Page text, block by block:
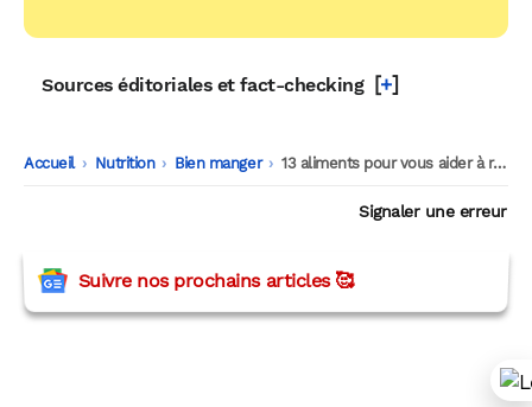
Sources éditoriales et fact-checking [+]
Accueil -
Nutrition -
Bien manger -
13 aliments pour vous aider à réduire l’anxiété et le stress
Signaler une erreur
Suivre nos prochains articles 🥰